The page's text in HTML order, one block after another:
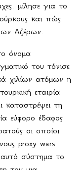
μίλησε για το
και πώς
Αζέρων.
όνομα
του τόνισε
χιλίων ατόμων η
εταιρία
καταστρέψει τη
εύφορο έδαφος
οι οποίοι
proxy wars
σύστημα το